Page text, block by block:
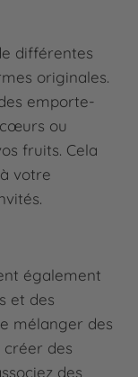
différentes
originales.
emporte-
ou
fruits. Cela
votre
également
et des
mélanger des
des
des